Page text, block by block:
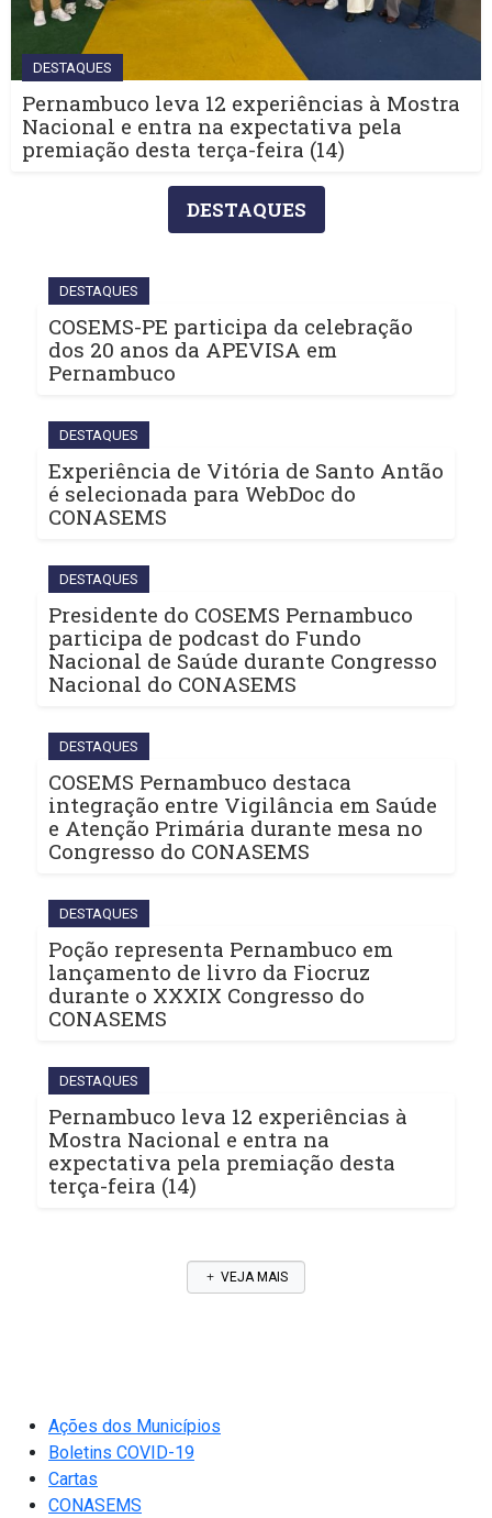
DESTAQUES
Pernambuco leva 12 experiências à Mostra
Nacional e entra na expectativa pela
premiação desta terça-feira (14)
DESTAQUES
DESTAQUES
COSEMS-PE participa da celebração
dos 20 anos da APEVISA em
Pernambuco
DESTAQUES
Experiência de Vitória de Santo Antão
é selecionada para WebDoc do
CONASEMS
DESTAQUES
Presidente do COSEMS Pernambuco
participa de podcast do Fundo
Nacional de Saúde durante Congresso
Nacional do CONASEMS
DESTAQUES
COSEMS Pernambuco destaca
integração entre Vigilância em Saúde
e Atenção Primária durante mesa no
Congresso do CONASEMS
DESTAQUES
Poção representa Pernambuco em
lançamento de livro da Fiocruz
durante o XXXIX Congresso do
CONASEMS
DESTAQUES
Pernambuco leva 12 experiências à
Mostra Nacional e entra na
expectativa pela premiação desta
terça-feira (14)
VEJA MAIS
Ações dos Municípios
Boletins COVID-19
Cartas
CONASEMS